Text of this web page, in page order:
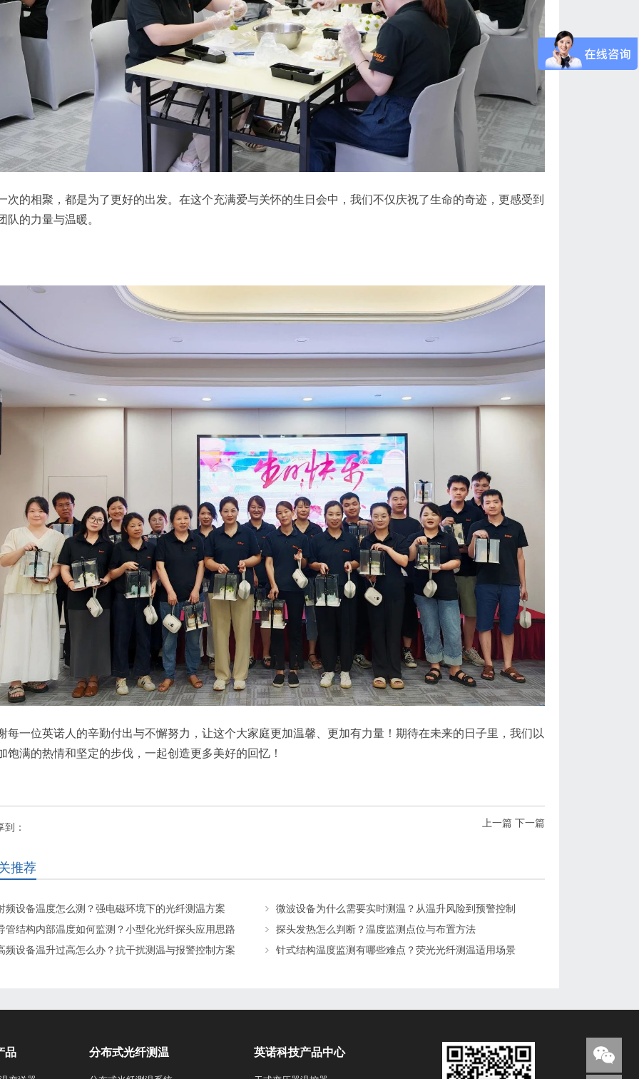
次的相聚，都是为了更好的出发。在这个充满爱与关怀的生日会中，我们不仅庆祝了生命的奇迹，更感受到
队的力量与温暖。
每一位英诺人的辛勤付出与不懈努力，让这个大家庭更加温馨、更加有力量！期待在未来的日子里，我们以
饱满的热情和坚定的步伐，一起创造更多美好的回忆！
上一篇 下一篇
到：
推荐
频设备温度怎么测？强电磁环境下的光纤测温方案
微波设备为什么需要实时测温？从温升风险到预警控制
管结构内部温度如何监测？小型化光纤探头应用思路
探头发热怎么判断？温度监测点位与布置方法
频设备温升过高怎么办？抗干扰测温与报警控制方案
针式结构温度监测有哪些难点？荧光光纤测温适用场景
品 分布式光纤测温 英诺科技产品中心